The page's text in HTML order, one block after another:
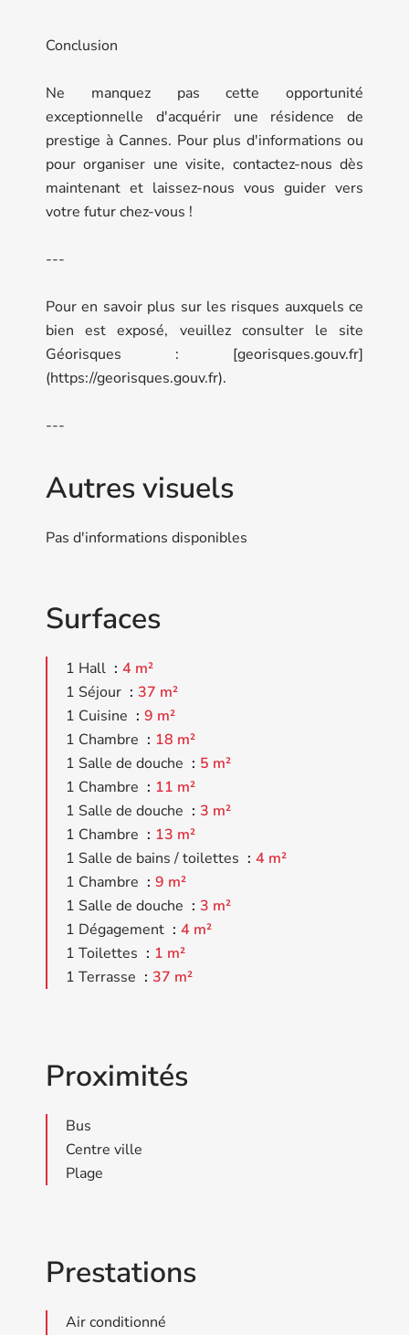
Conclusion
Ne manquez pas cette opportunité
exceptionnelle d'acquérir une résidence de
prestige à Cannes. Pour plus d'informations ou
pour organiser une visite, contactez-nous dès
maintenant et laissez-nous vous guider vers
votre futur chez-vous !
---
Pour en savoir plus sur les risques auxquels ce
bien est exposé, veuillez consulter le site
Géorisques : [georisques.gouv.fr]
(https://georisques.gouv.fr).
---
Autres visuels
Pas d'informations disponibles
Surfaces
1 Hall
4 m²
1 Séjour
37 m²
1 Cuisine
9 m²
1 Chambre
18 m²
1 Salle de douche
5 m²
1 Chambre
11 m²
1 Salle de douche
3 m²
1 Chambre
13 m²
1 Salle de bains / toilettes
4 m²
1 Chambre
9 m²
1 Salle de douche
3 m²
1 Dégagement
4 m²
1 Toilettes
1 m²
1 Terrasse
37 m²
Proximités
Bus
Centre ville
Plage
Prestations
Air conditionné